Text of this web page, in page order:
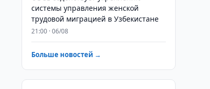
системы управления женской
трудовой миграцией в Узбекистане
21:00 · 06/08
Больше новостей →